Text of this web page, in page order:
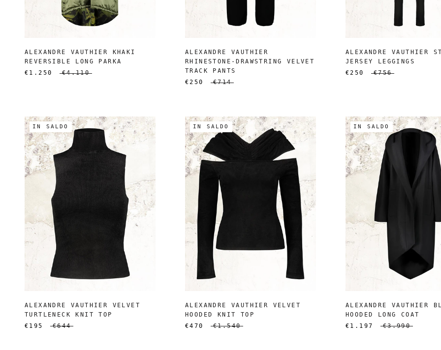
ALEXANDRE VAUTHIER KHAKI
REVERSIBLE LONG PARKA
€1.250
€4.110
ALEXANDRE VAUTHIER
RHINESTONE-DRAWSTRING VELVET
TRACK PANTS
€250
€714
ALEXANDRE VAUTHIER
JERSEY LEGGINGS
€250
€756
IN SALDO
ALEXANDRE VAUTHIER VELVET
TURTLENECK KNIT TOP
€195
€644
IN SALDO
ALEXANDRE VAUTHIER VELVET
HOODED KNIT TOP
€470
€1.540
IN SALDO
ALEXANDRE VAUTHIER
HOODED LONG COAT
€1.197
€3.990